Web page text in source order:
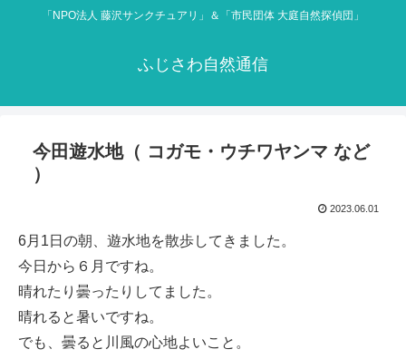
「NPO法人 藤沢サンクチュアリ」＆「市民団体 大庭自然探偵団」
ふじさわ自然通信
今田遊水地（ コガモ・ウチワヤンマ など
）
2023.06.01
6月1日の朝、遊水地を散歩してきました。
今日から６月ですね。
晴れたり曇ったりしてました。
晴れると暑いですね。
でも、曇ると川風の心地よいこと。